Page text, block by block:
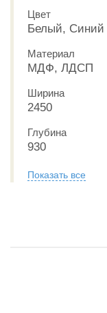
Цвет
Белый, Синий
Материал
МДФ, ЛДСП
Ширина
2450
Глубина
930
Показать все